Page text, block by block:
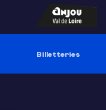
Billetteries